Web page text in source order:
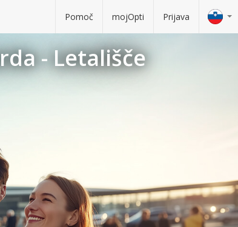
Pomoč mojOpti Prijava
- Letališče